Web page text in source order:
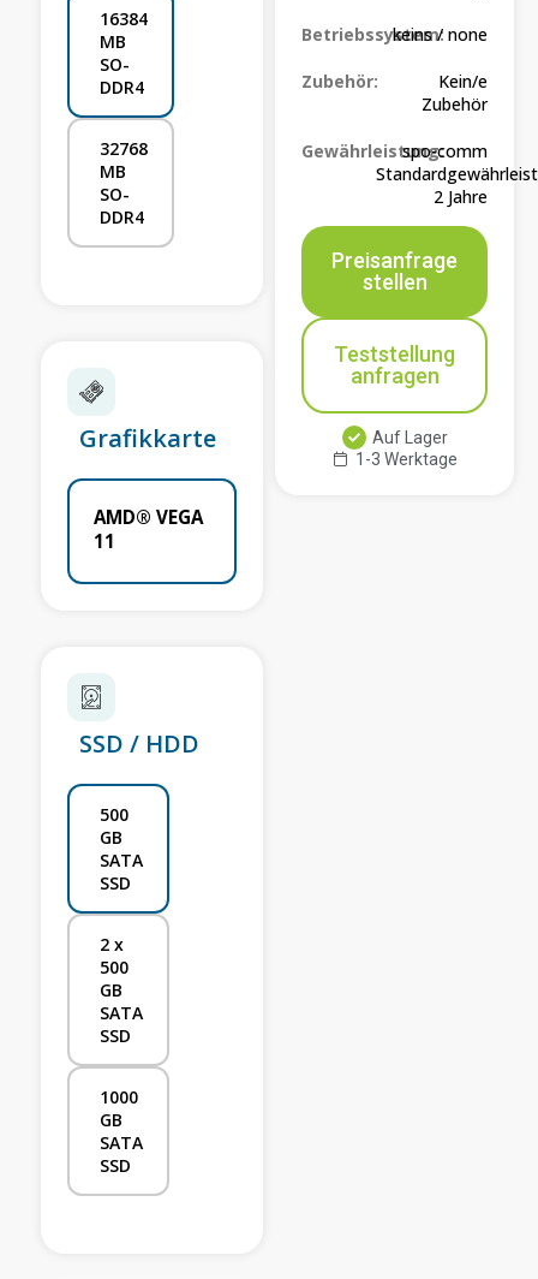
16384
MB
SO-
DDR4
32768
MB
SO-
DDR4
Grafikkarte
AMD® VEGA
11
SSD / HDD
500
GB
SATA
SSD
2 x
500
GB
SATA
SSD
1000
GB
SATA
SSD
Betriebssystem:
keins / none
Zubehör:
Kein/e
Zubehör
Gewährleistung:spo-comm
2 Jahre
Preisanfrage
stellen
Teststellung
anfragen
Auf Lager
1-3 Werktage